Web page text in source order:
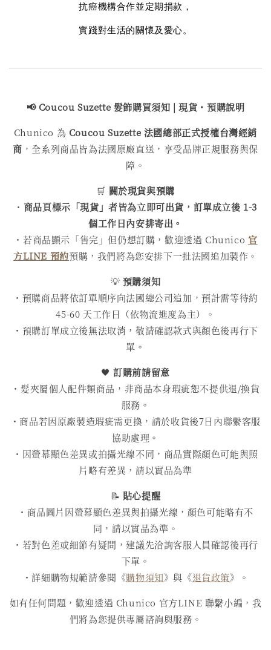
抗癌機構合作並定期捐款，
實踐對生活的關懷及愛心。
📢 Coucou Suzette 髮飾購買須知 | 現貨・預購說明
Chunico 為 Coucou Suzette 法國總部正式授權台灣經銷
商 ，全系列商品皆為法國原廠直送，享受品牌正規服務與保
障。
🛒 關於現貨與預購
・ 商品頁標示「現貨」者皆為立即可出貨，訂單成立後 1-3
個工作日內安排寄出。
・若商品顯示「售完」但仍想訂購，歡迎透過 Chunico 官
方LINE 預約預購，我們將為您安排下一批法國追加製作。
💡 預購須知
・預購商品將依訂單順序向法國總公司追加，預計需等待約
45-60 天工作日（依物流進度為主）。
・預購訂單成立後無法取消，敬請確認款式與顏色後再行下
單。
🖤訂購前請留意
・髮夾屬個人配件類商品，非商品本身瑕疵恕不提供退/換貨
服務。
・商品若因原廠製造瑕疵需更換，請於收貨後7日內聯繫客服
協助處理。
・因螢幕顯色差異或拍攝光線不同，商品實際顏色可能與照
片略有差異，請以實品為準
📝 貼心提醒
・商品圖片因螢幕顯色差異與拍攝光線，顏色可能略有不
同，請以實品為準。
・若對色差或細節有疑問，建議先洽詢客服人員確認後再行
下單。
・詳細購物規範請參閱《購物須知》與《退貨政策》。
如有任何問題，歡迎透過 Chunico 官方LINE 聯繫小編，我
們將為您提供專屬諮詢與服務。